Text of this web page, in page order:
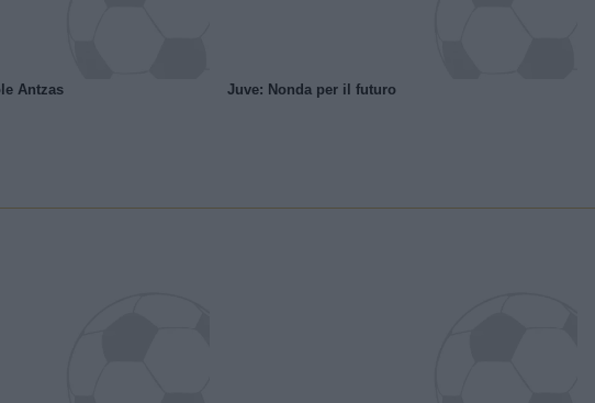
Antzas Juve: Nonda per il futuro